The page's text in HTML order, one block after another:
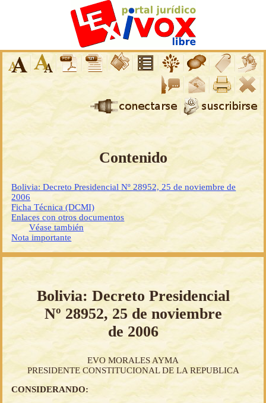
Contenido
Bolivia: Decreto Presidencial Nº 28952, 25 de noviembre de
2006
Ficha Técnica (DCMI)
Enlaces con otros documentos
Véase también
Nota importante
Bolivia: Decreto Presidencial
Nº 28952, 25 de noviembre
de 2006
EVO MORALES AYMA
PRESIDENTE CONSTITUCIONAL DE LA REPUBLICA
CONSIDERANDO: